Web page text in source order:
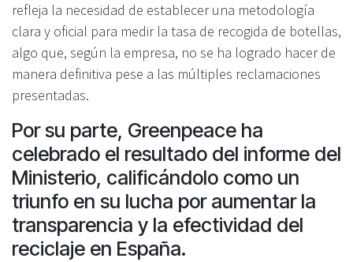
refleja la necesidad de establecer una metodología
clara y oficial para medir la tasa de recogida de botellas,
algo que, según la empresa, no se ha logrado hacer de
manera definitiva pese a las múltiples reclamaciones
presentadas.
Por su parte, Greenpeace ha
celebrado el resultado del informe del
Ministerio, calificándolo como un
triunfo en su lucha por aumentar la
transparencia y la efectividad del
reciclaje en España.